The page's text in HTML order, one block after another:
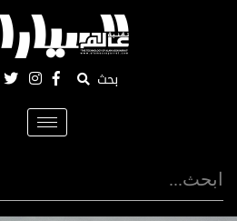
بحث
Toggle
navigation